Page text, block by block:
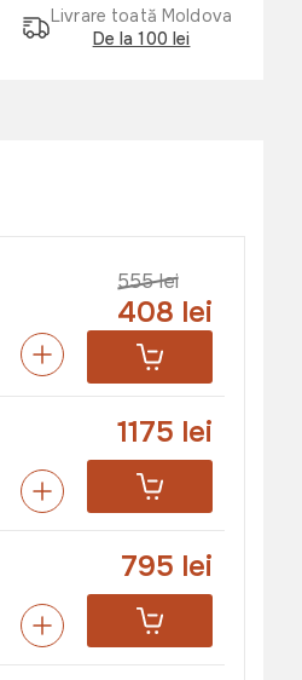
Livrare toată Moldova
De la 100 lei
555 lei
408 lei
1175 lei
795 lei